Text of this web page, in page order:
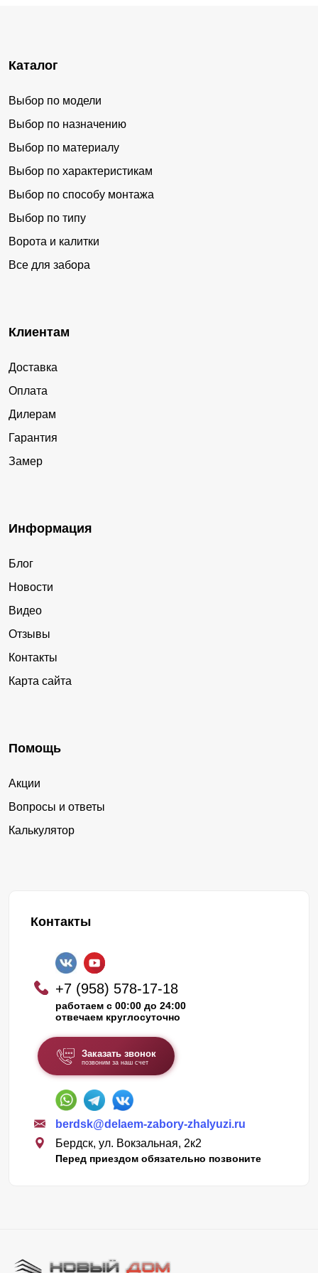
Каталог
Выбор по модели
Выбор по назначению
Выбор по материалу
Выбор по характеристикам
Выбор по способу монтажа
Выбор по типу
Ворота и калитки
Все для забора
Клиентам
Доставка
Оплата
Дилерам
Гарантия
Замер
Информация
Блог
Новости
Видео
Отзывы
Контакты
Карта сайта
Помощь
Акции
Вопросы и ответы
Калькулятор
Контакты
+7 (958) 578-17-18
работаем с 00:00 до 24:00
отвечаем круглосуточно
Заказать звонок
позвоним за наш счет
berdsk@delaem-zabory-zhalyuzi.ru
Бердск, ул. Вокзальная, 2к2
Перед приездом обязательно позвоните